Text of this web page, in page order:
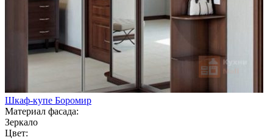
Шкаф-купе Боромир
Материал фасада:
Зеркало
Цвет: